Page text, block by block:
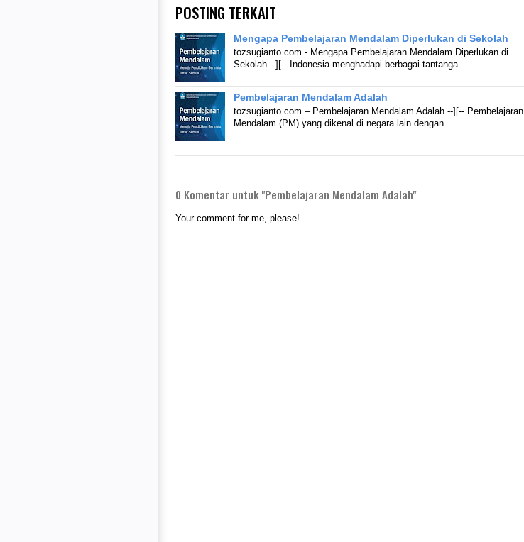
POSTING TERKAIT
Mengapa Pembelajaran Mendalam Diperlukan di Sekolah
tozsugianto.com - Mengapa Pembelajaran Mendalam Diperlukan di
Sekolah --][-- Indonesia menghadapi berbagai tantanga…
Pembelajaran Mendalam Adalah
tozsugianto.com – Pembelajaran Mendalam Adalah --][-- Pembelajaran
Mendalam (PM) yang dikenal di negara lain dengan…
0 Komentar untuk "Pembelajaran Mendalam Adalah"
Your comment for me, please!